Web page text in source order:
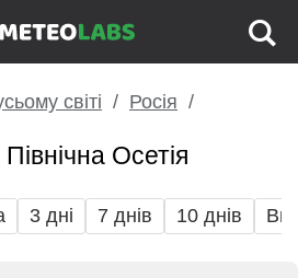
світі Росія
Осетія
3 дні 7 днів 10 днів